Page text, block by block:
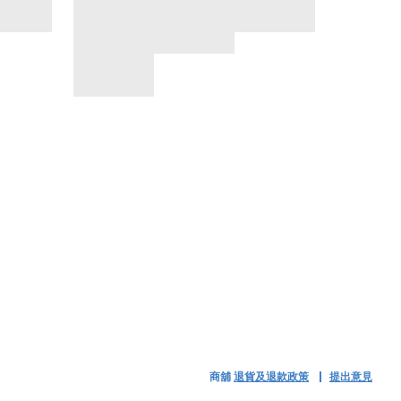
商舖退貨及退款政策 提出意見